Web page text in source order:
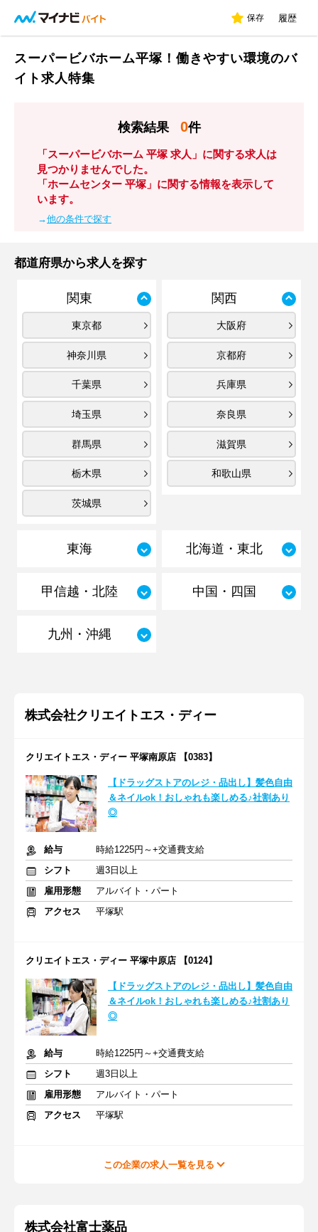
保存 履歴
スーパービバホーム平塚！働きやすい環境のバ
イト求人特集
検索結果 0件
「スーパービバホーム 平塚 求人」に関する求人は
見つかりませんでした。
「ホームセンター 平塚」に関する情報を表示して
います。
→他の条件で探す
都道府県から求人を探す
関東
東京都
神奈川県
千葉県
埼玉県
群馬県
栃木県
茨城県
関西
大阪府
京都府
兵庫県
奈良県
滋賀県
和歌山県
東海 北海道・東北
甲信越・北陸 中国・四国
九州・沖縄
株式会社クリエイトエス・ディー
クリエイトエス・ディー 平塚南原店 【0383】
【ドラッグストアのレジ・品出し】髪色自由
＆ネイルok！おしゃれも楽しめる♪社割あり
◎
給与
時給1225円～+交通費支給
シフト
週3日以上
雇用形態
アルバイト・パート
アクセス
平塚駅
クリエイトエス・ディー 平塚中原店 【0124】
【ドラッグストアのレジ・品出し】髪色自由
＆ネイルok！おしゃれも楽しめる♪社割あり
◎
給与
時給1225円～+交通費支給
シフト
週3日以上
雇用形態
アルバイト・パート
アクセス
平塚駅
この企業の求人一覧を見る
株式会社富士薬品